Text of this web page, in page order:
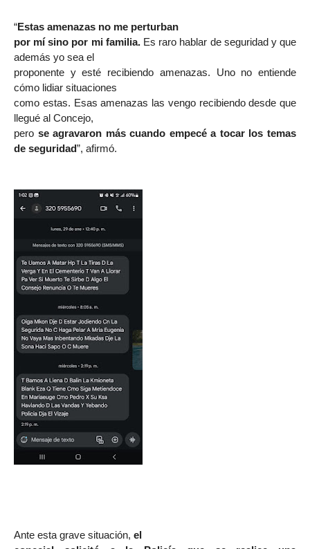
“Estas amenazas no me perturban
por mí sino por mi familia.Es raro hablar de seguridad y que
además yo sea el
proponente y esté recibiendo amenazas. Uno no entiende
cómo lidiar situaciones
como estas. Esas amenazas las vengo recibiendo desde que
llegué al Concejo,
pero se agravaron más cuando empecé a tocar los temas
de seguridad”, afirmó.
Ante esta grave situación, el